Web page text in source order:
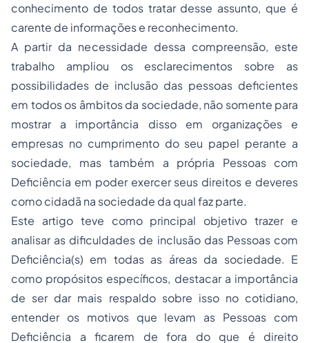
conhecimento de todos tratar desse assunto, que é
carente de informações e reconhecimento.
A partir da necessidade dessa compreensão, este
trabalho ampliou os esclarecimentos sobre as
possibilidades de inclusão das pessoas deficientes
em todos os âmbitos da sociedade, não somente para
mostrar a importância disso em organizações e
empresas no cumprimento do seu papel perante a
sociedade, mas também a própria Pessoas com
Deficiência em poder exercer seus direitos e deveres
como cidadã na sociedade da qual faz parte.
Este artigo teve como principal objetivo trazer e
analisar as dificuldades de inclusão das Pessoas com
Deficiência(s) em todas as áreas da sociedade. E
como propósitos específicos, destacar a importância
de ser dar mais respaldo sobre isso no cotidiano,
entender os motivos que levam as Pessoas com
Deficiência a ficarem de fora do que é direito